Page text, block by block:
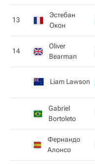
13
Эстебан
Окон
14
Oliver
Bearman
Liam Lawson
Gabriel
Bortoleto
Фернандо
Алонсо